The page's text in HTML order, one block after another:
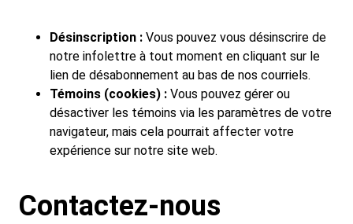
Désinscription : Vous pouvez vous désinscrire de
notre infolettre à tout moment en cliquant sur le
lien de désabonnement au bas de nos courriels.
Témoins (cookies) : Vous pouvez gérer ou
désactiver les témoins via les paramètres de votre
navigateur, mais cela pourrait affecter votre
expérience sur notre site web.
Contactez-nous